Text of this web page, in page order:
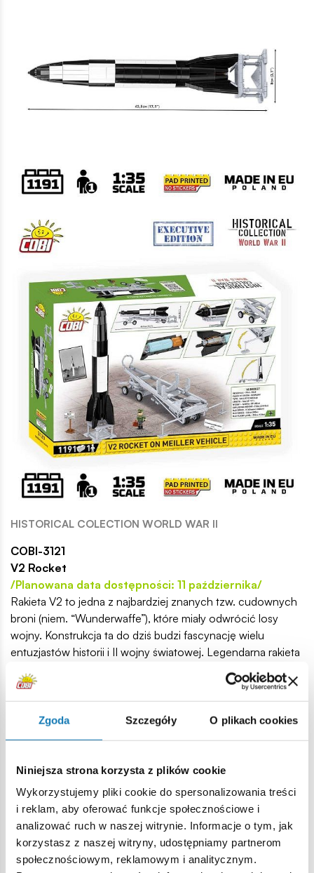
Zgoda Szczegóły O plikach cookies
Niniejsza strona korzysta z plików cookie
Wykorzystujemy pliki cookie do spersonalizowania treści
i reklam, aby oferować funkcje społecznościowe i
analizować ruch w naszej witrynie. Informacje o tym, jak
korzystasz z naszej witryny, udostępniamy partnerom
społecznościowym, reklamowym i analitycznym.
HISTORICAL COLECTION WORLD WAR II
COBI-3121
V2 Rocket
/Planowana data dostępności: 11 października/
Rakieta V2 to jedna z najbardziej znanych tzw. cudownych
broni (niem. “Wunderwaffe”), które miały odwrócić losy
wojny. Konstrukcja ta do dziś budzi fascynację wielu
entuzjastów historii i II wojny światowej. Legendarna rakieta
V2 w skali 1:35 posiada zdejmowane poszycie, pod którym
kryje się odwzorowane wnętrze: potężny rakietowy silnik,
zbiornik paliwa oraz głowica z ładunkiem wybuchowym!
Rakietę można umieścić na dołączonej do zestawu
podstawce w formie platformy startowej.